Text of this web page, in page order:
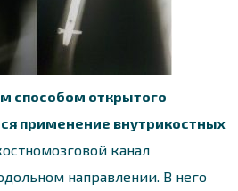
способом открытого
применение внутрикостных
канал
направлении. В него